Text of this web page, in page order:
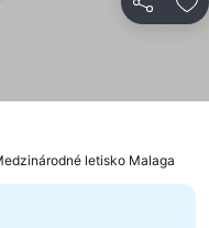
Zdieľať
letisko Malaga